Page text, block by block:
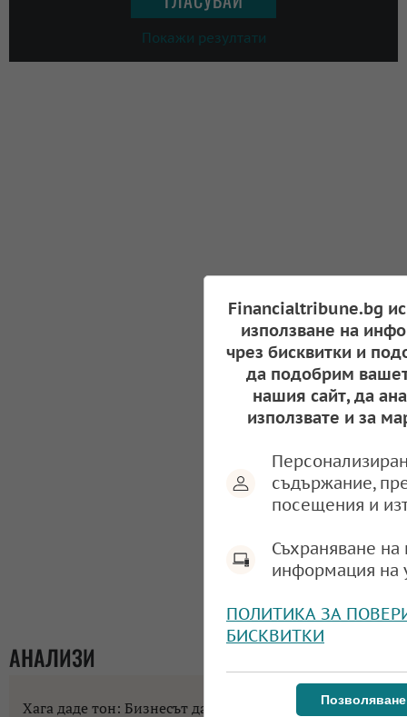
Покажи резултати
АНАЛИЗИ
Хага даде тон: Бизнесът да не разчита на помощи
Financialtribune.bg
използване на
чрез бисквитки и
да подобрим
нашия сайт, да
използвате и за
съдържание,
посещения и
Съхраняване
информация на
ПОЛИТИКА ЗА
БИСКВИТКИ